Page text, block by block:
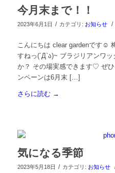
今月末まで！！
2023年6月1日 / カテゴリ: お知らせ /
こんにちは clear gardenです☺︎
すねっ(´Д`ა)~ ブラジリアンワ
か？ その場実感できます♡ ぜ
ンペーンは6月末 […]
さらに読む→
気になる季節
2023年5月18日 / カテゴリ: お知らせ